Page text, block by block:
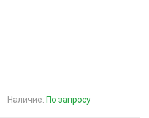
Наличие: По запросу